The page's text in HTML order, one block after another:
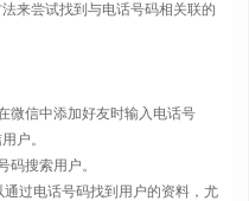
来尝试找到与电话号码相关联的
微信中添加好友时输入电话号
户。
码搜索用户。
过电话号码找到用户的资料，尤